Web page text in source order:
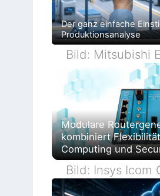
Der ganz einfache
Produktionsanalyse
Bild: Mitsubishi
Modulare
kombiniert
Computing und
Bild: Insys Icom